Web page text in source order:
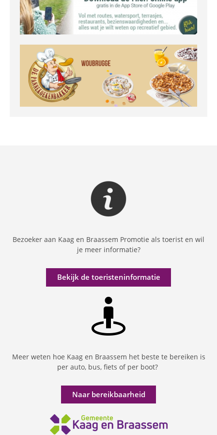
Bezoeker aan Kaag en Braassem Promotie als toerist en wil
je meer informatie?
Bekijk de toeristeninformatie
Meer weten hoe Kaag en Braassem het beste te bereiken is
per auto, bus, fiets of per boot?
Naar bereikbaarheid